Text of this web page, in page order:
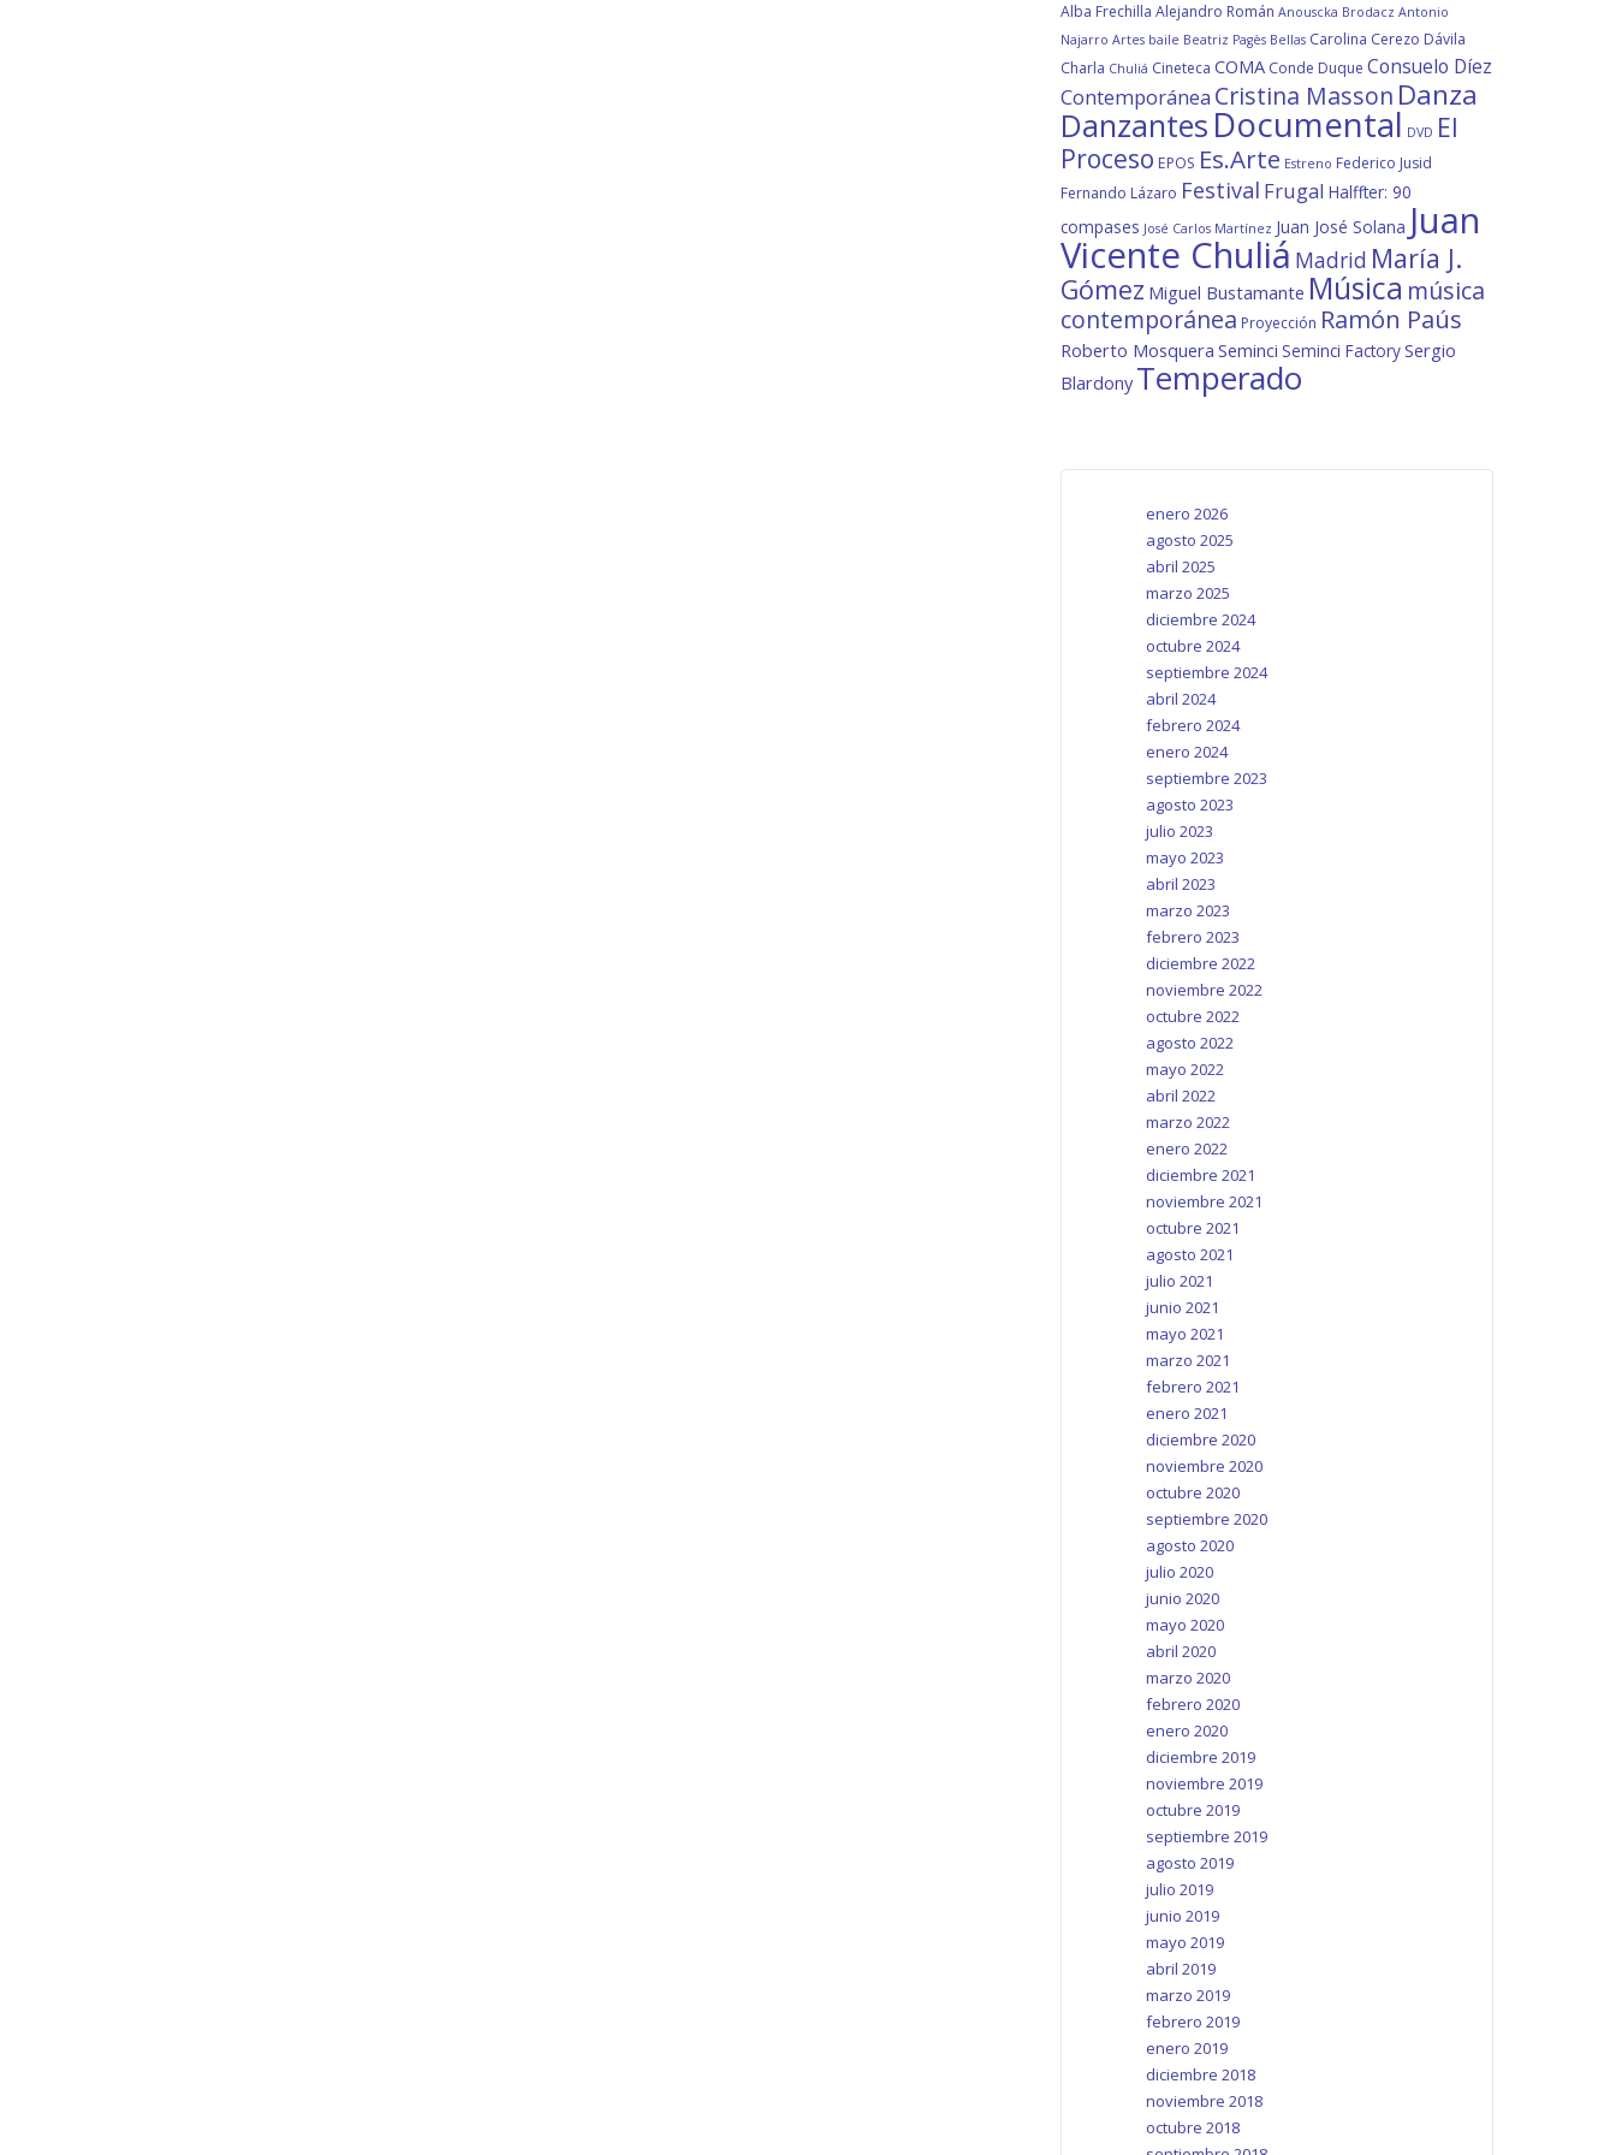
Alba Frechilla Alejandro Román Anouscka Brodacz Antonio
Najarro Artes baile Beatriz Pagès Bellas Carolina Cerezo Dávila
Charla Chuliá Cineteca COMA Conde Duque Consuelo Díez
Contemporánea Cristina Masson Danza
Danzantes Documental DVD El
Proceso EPOS Es.Arte Estreno Federico Jusid
Fernando Lázaro Festival Frugal Halffter: 90
compases José Carlos Martínez Juan José Solana Juan
Vicente Chuliá Madrid María J.
Gómez Miguel Bustamante Música música
contemporánea Proyección Ramón Paús
Roberto Mosquera Seminci Seminci FactorySergio
Blardony Temperado
enero 2026
agosto 2025
abril 2025
marzo 2025
diciembre 2024
octubre 2024
septiembre 2024
abril 2024
febrero 2024
enero 2024
septiembre 2023
agosto 2023
julio 2023
mayo 2023
abril 2023
marzo 2023
febrero 2023
diciembre 2022
noviembre 2022
octubre 2022
agosto 2022
mayo 2022
abril 2022
marzo 2022
enero 2022
diciembre 2021
noviembre 2021
octubre 2021
agosto 2021
julio 2021
junio 2021
mayo 2021
marzo 2021
febrero 2021
enero 2021
diciembre 2020
noviembre 2020
octubre 2020
septiembre 2020
agosto 2020
julio 2020
junio 2020
mayo 2020
abril 2020
marzo 2020
febrero 2020
enero 2020
diciembre 2019
noviembre 2019
octubre 2019
septiembre 2019
agosto 2019
julio 2019
junio 2019
mayo 2019
abril 2019
marzo 2019
febrero 2019
enero 2019
diciembre 2018
noviembre 2018
octubre 2018